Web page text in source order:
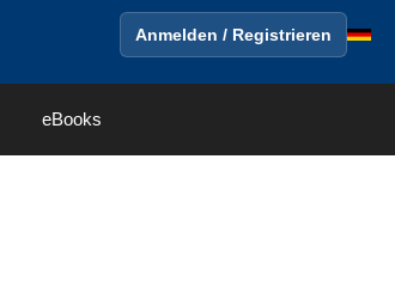
Anmelden / Registrieren
eBooks